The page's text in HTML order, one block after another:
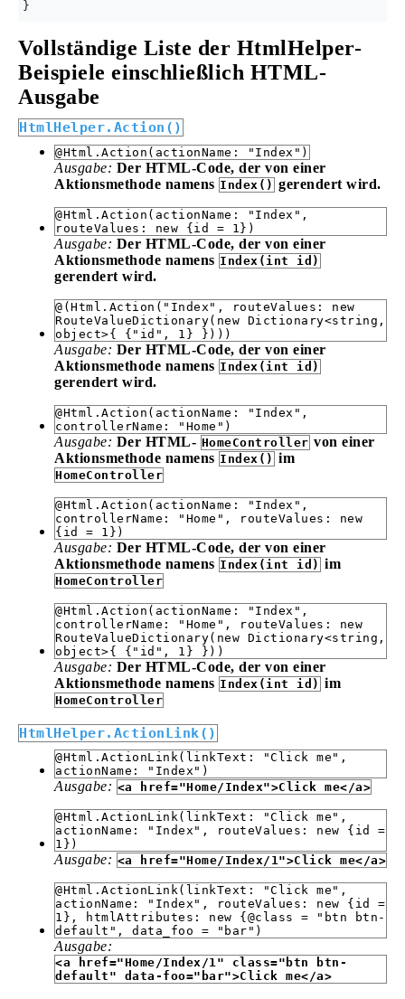
Vollständige Liste der HtmlHelper-
Beispiele einschließlich HTML-
Ausgabe
HtmlHelper.Action()
@Html.Action(actionName: "Index")
Ausgabe: Der HTML-Code, der von einer
Aktionsmethode namens Index() gerendert wird.
@Html.Action(actionName: "Index",
routeValues: new {id = 1})
Ausgabe: Der HTML-Code, der von einer
Aktionsmethode namens Index(int id)
gerendert wird.
@(Html.Action("Index", routeValues: new
RouteValueDictionary(new Dictionary<string,
object>{ {"id", 1} })))
Ausgabe: Der HTML-Code, der von einer
Aktionsmethode namens Index(int id)
gerendert wird.
@Html.Action(actionName: "Index",
controllerName: "Home")
Ausgabe: Der HTML- HomeController von einer
Aktionsmethode namens Index() im
HomeController
@Html.Action(actionName: "Index",
controllerName: "Home", routeValues: new
{id = 1})
Ausgabe: Der HTML-Code, der von einer
Aktionsmethode namens Index(int id) im
HomeController
@Html.Action(actionName: "Index",
controllerName: "Home", routeValues: new
RouteValueDictionary(new Dictionary<string,
object>{ {"id", 1} }))
Ausgabe: Der HTML-Code, der von einer
Aktionsmethode namens Index(int id) im
HomeController
HtmlHelper.ActionLink()
@Html.ActionLink(linkText: "Click me",
actionName: "Index")
Ausgabe: <a href="Home/Index">Click me</a>
@Html.ActionLink(linkText: "Click me",
actionName: "Index", routeValues: new {id =
1})
Ausgabe: <a href="Home/Index/1">Click me</a>
@Html.ActionLink(linkText: "Click me",
actionName: "Index", routeValues: new {id =
1}, htmlAttributes: new {@class = "btn btn-
default", data_foo = "bar")
Ausgabe:
<a href="Home/Index/1" class="btn btn-
default" data-foo="bar">Click me</a>